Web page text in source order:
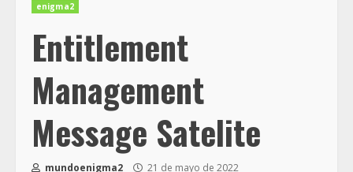
enigma2
Entitlement
Management
Message Satelite
mundoenigma2
21 de mayo de 2022